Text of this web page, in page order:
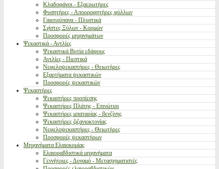
Κλαδοφάγοι - Εξαερωτήρες
Φυσητήρες - Απορροφητήρες φύλλων
Γαιοτρύπανα - Πλυστικά
Σχίστες Ξύλων - Κορμών
Προσφορές μηχανημάτων
Ψεκαστικά - Αντλίες
Ψεκαστικά Βυτία εδάφους
Αντλίες - Πιεστικά
Νεφελοψεκαστήρες - Θειωτήρες
Εξαρτήματα ψεκαστικών
Προσφορές ψεκαστικών
Ψεκαστήρες
Ψεκαστήρες προπίεσης
Ψεκαστήρες Πλάτης - Επινώτιοι
Ψεκαστήρες μπαταρίας - βενζίνης
Ψεκαστήρες ζιζανιοκτονίας
Νεφελοψεκαστήρες - Θειωτήρες
Προσφορές ψεκαστήρων
Μηχανήματα Ελαιοκομίας
Ελαιοραβδιστικά μηχανήματα
Γεννήτριες - Δυναμό - Μετασχηματιστές